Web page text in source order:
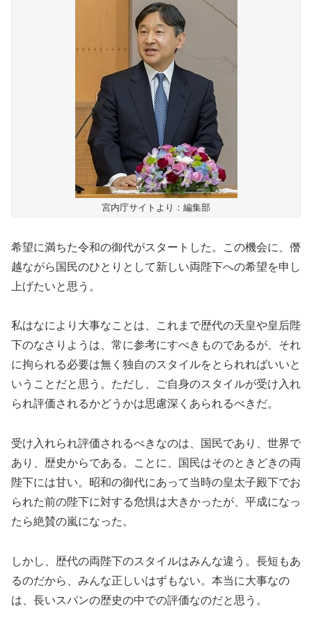
宮内庁サイトより：編集部
希望に満ちた令和の御代がスタートした。この機会に、僭
越ながら国民のひとりとして新しい両陛下への希望を申し
上げたいと思う。
私はなにより大事なことは、これまで歴代の天皇や皇后陛
下のなさりようは、常に参考にすべきものであるが、それ
に拘られる必要は無く独自のスタイルをとられればいいと
いうことだと思う。ただし、ご自身のスタイルが受け入れ
られ評価されるかどうかは思慮深くあられるべきだ。
受け入れられ評価されるべきなのは、国民であり、世界で
あり、歴史からである。ことに、国民はそのときどきの両
陛下には甘い。昭和の御代にあって当時の皇太子殿下でお
られた前の陛下に対する危惧は大きかったが、平成になっ
たら絶賛の嵐になった。
しかし、歴代の両陛下のスタイルはみんな違う。長短もあ
るのだから、みんな正しいはずもない。本当に大事なの
は、長いスパンの歴史の中での評価なのだと思う。